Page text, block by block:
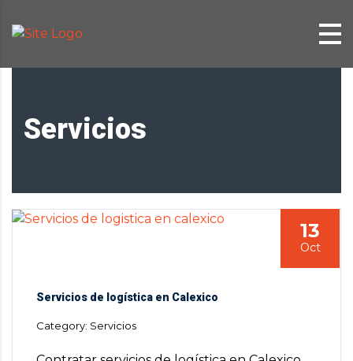
Servicios
13
Oct
Servicios de logística en Calexico
Category: Servicios